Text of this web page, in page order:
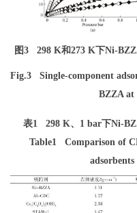
图3 298 K和273 K下Ni-
Fig.3 Single-component
BZZA at
表1 298 K、1 bar下Ni-
Table1
Comparison of